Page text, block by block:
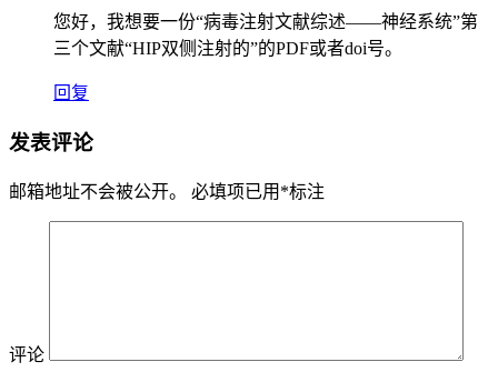
您好，我想要一份“病毒注射文献综述——神经系统”第
三个文献“HIP双侧注射的”的PDF或者doi号。
回复
发表评论
邮箱地址不会被公开。 必填项已用 *标注
评论